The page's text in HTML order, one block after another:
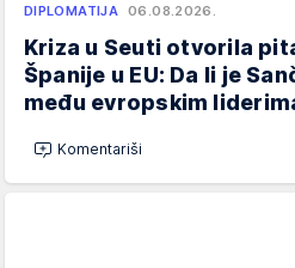
DIPLOMATIJA 06.08.2026.
Kriza u Seuti otvorila
Španije u EU: Da li je
među evropskim
Komentariši